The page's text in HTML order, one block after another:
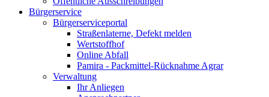
Bürgerservice
Bürgerserviceportal
Straßenlaterne, Defekt melden
Wertstoffhof
Online Abfall
Pamira - Packmittel-Rücknahme Agrar
Verwaltung
Ihr Anliegen